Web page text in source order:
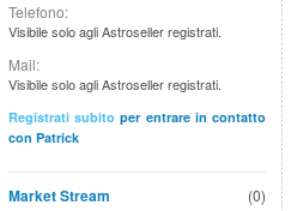
Telefono:
Visibile solo agli Astroseller registrati.
Mail:
Visibile solo agli Astroseller registrati.
Registrati subito per entrare in contatto
con Patrick
(0)
Market Stream